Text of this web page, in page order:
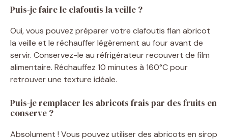
Puis-je faire le clafoutis la veille ?
Oui, vous pouvez préparer votre clafoutis flan abricot
la veille et le réchauffer légèrement au four avant de
servir. Conservez-le au réfrigérateur recouvert de film
alimentaire. Réchauffez 10 minutes à 160°C pour
retrouver une texture idéale.
Puis-je remplacer les abricots frais par des fruits en
conserve ?
Absolument ! Vous pouvez utiliser des abricots en sirop